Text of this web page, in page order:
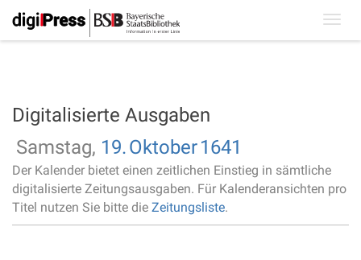
Digitalisierte Ausgaben
Samstag, 19.Oktober1641
Der Kalender bietet einen zeitlichen Einstieg in sämtliche
digitalisierte Zeitungsausgaben. Für Kalenderansichten pro
Titel nutzen Sie bitte die Zeitungsliste.